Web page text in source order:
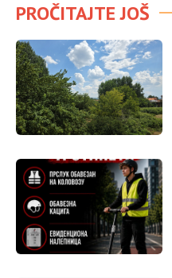
PROČITAJTE JOŠ